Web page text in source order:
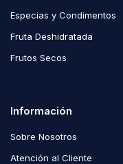
Especias y Condimentos
Fruta Deshidratada
Frutos Secos
Información
Sobre Nosotros
Atención al Cliente